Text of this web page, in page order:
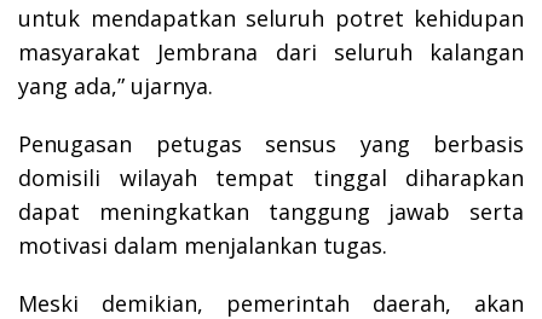
untuk mendapatkan seluruh potret kehidupan
masyarakat Jembrana dari seluruh kalangan
yang ada,” ujarnya.
Penugasan petugas sensus yang berbasis
domisili wilayah tempat tinggal diharapkan
dapat meningkatkan tanggung jawab serta
motivasi dalam menjalankan tugas.
Meski demikian, pemerintah daerah, akan